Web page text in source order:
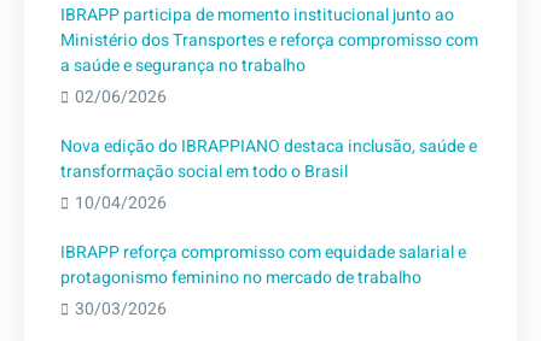
IBRAPP participa de momento institucional junto ao
Ministério dos Transportes e reforça compromisso com
a saúde e segurança no trabalho
02/06/2026
Nova edição do IBRAPPIANO destaca inclusão, saúde e
transformação social em todo o Brasil
10/04/2026
IBRAPP reforça compromisso com equidade salarial e
protagonismo feminino no mercado de trabalho
30/03/2026